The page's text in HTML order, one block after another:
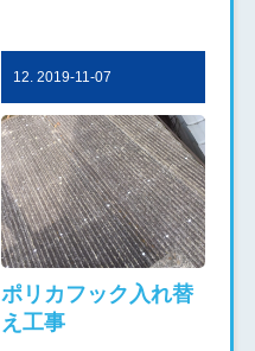
12. 2019-11-07
ポリカフック入れ替
え工事